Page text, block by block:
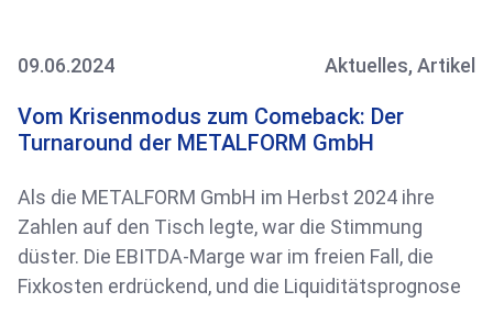
09.06.2024 Aktuelles, Artikel
Vom Krisenmodus zum Comeback: Der
Turnaround der METALFORM GmbH
Als die METALFORM GmbH im Herbst 2024 ihre
Zahlen auf den Tisch legte, war die Stimmung
düster. Die EBITDA-Marge war im freien Fall, die
Fixkosten erdrückend, und die Liquiditätsprognose